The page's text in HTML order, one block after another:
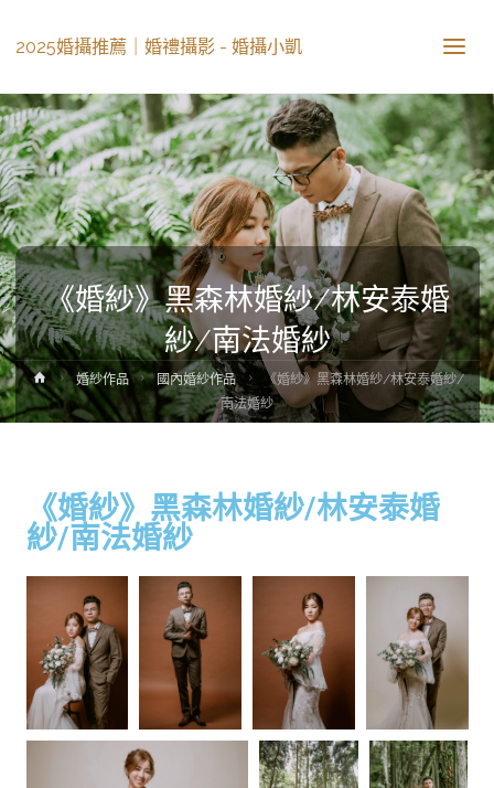
2025婚攝推薦｜婚禮攝影 - 婚攝小凱
《婚紗》黑森林婚紗/林安泰婚
紗/南法婚紗
婚紗作品 國內婚紗作品
《婚紗》黑森林婚紗/林安泰婚紗/
南法婚紗
《婚紗》黑森林婚紗/林安泰婚
紗/南法婚紗